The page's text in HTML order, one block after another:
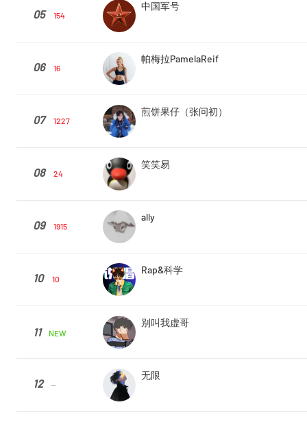
05 154
中国军号
06 16
帕梅拉PamelaReif
07 1227
煎饼果仔（张问初）
08 24
笑笑易
09 1915
ally
10 10
Rap&科学
11 NEW
别叫我虚哥
12 --
无限